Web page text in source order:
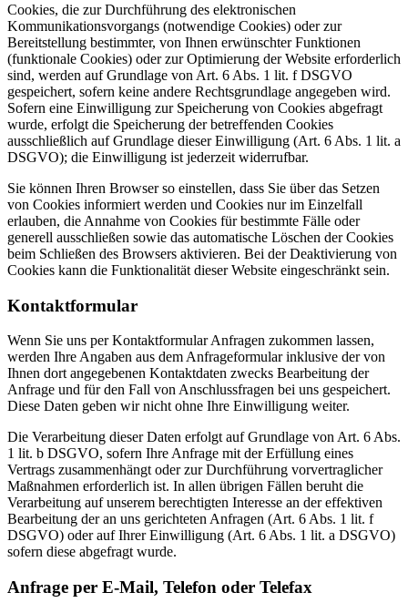
Cookies, die zur Durchführung des elektronischen
Kommunikationsvorgangs (notwendige Cookies) oder zur
Bereitstellung bestimmter, von Ihnen erwünschter Funktionen
(funktionale Cookies) oder zur Optimierung der Website erforderlich
sind, werden auf Grundlage von Art. 6 Abs. 1 lit. f DSGVO
gespeichert, sofern keine andere Rechtsgrundlage angegeben wird.
Sofern eine Einwilligung zur Speicherung von Cookies abgefragt
wurde, erfolgt die Speicherung der betreffenden Cookies
ausschließlich auf Grundlage dieser Einwilligung (Art. 6 Abs. 1 lit. a
DSGVO); die Einwilligung ist jederzeit widerrufbar.
Sie können Ihren Browser so einstellen, dass Sie über das Setzen
von Cookies informiert werden und Cookies nur im Einzelfall
erlauben, die Annahme von Cookies für bestimmte Fälle oder
generell ausschließen sowie das automatische Löschen der Cookies
beim Schließen des Browsers aktivieren. Bei der Deaktivierung von
Cookies kann die Funktionalität dieser Website eingeschränkt sein.
Kontaktformular
Wenn Sie uns per Kontaktformular Anfragen zukommen lassen,
werden Ihre Angaben aus dem Anfrageformular inklusive der von
Ihnen dort angegebenen Kontaktdaten zwecks Bearbeitung der
Anfrage und für den Fall von Anschlussfragen bei uns gespeichert.
Diese Daten geben wir nicht ohne Ihre Einwilligung weiter.
Die Verarbeitung dieser Daten erfolgt auf Grundlage von Art. 6 Abs.
1 lit. b DSGVO, sofern Ihre Anfrage mit der Erfüllung eines
Vertrags zusammenhängt oder zur Durchführung vorvertraglicher
Maßnahmen erforderlich ist. In allen übrigen Fällen beruht die
Verarbeitung auf unserem berechtigten Interesse an der effektiven
Bearbeitung der an uns gerichteten Anfragen (Art. 6 Abs. 1 lit. f
DSGVO) oder auf Ihrer Einwilligung (Art. 6 Abs. 1 lit. a DSGVO)
sofern diese abgefragt wurde.
Anfrage per E-Mail, Telefon oder Telefax